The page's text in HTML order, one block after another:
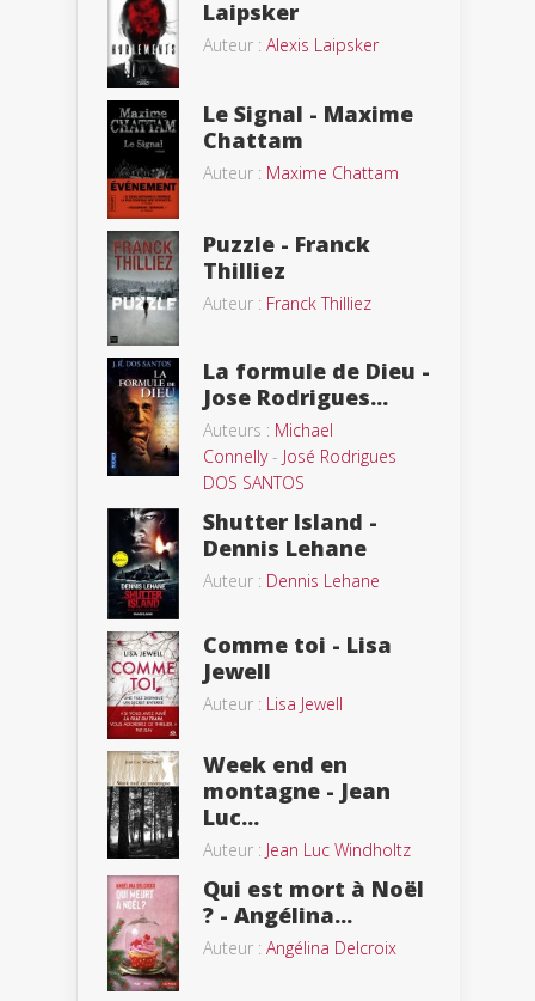
Laipsker
Auteur : Alexis Laipsker
Le Signal - Maxime
Chattam
Auteur : Maxime Chattam
Puzzle - Franck
Thilliez
Auteur : Franck Thilliez
La formule de Dieu -
Jose Rodrigues...
Auteurs : Michael
Connelly- José Rodrigues
DOS SANTOS
Shutter Island -
Dennis Lehane
Auteur : Dennis Lehane
Comme toi - Lisa
Jewell
Auteur : Lisa Jewell
Week end en
montagne - Jean
Luc...
Auteur : Jean Luc Windholtz
Qui est mort à Noël
? - Angélina...
Auteur : Angélina Delcroix